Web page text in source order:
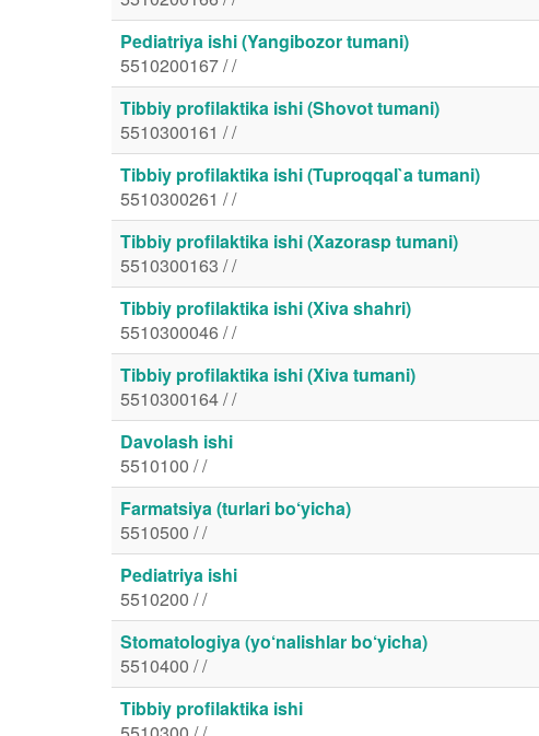
Pediatriya ishi (Yangibozor tumani)
5510200167 / /
Tibbiy profilaktika ishi (Shovot tumani)
5510300161 / /
Tibbiy profilaktika ishi (Tuproqqal`a tumani)
5510300261 / /
Tibbiy profilaktika ishi (Xazorasp tumani)
5510300163 / /
Tibbiy profilaktika ishi (Xiva shahri)
5510300046 / /
Tibbiy profilaktika ishi (Xiva tumani)
5510300164 / /
Davolash ishi
5510100 / /
Farmatsiya (turlari bo‘yicha)
5510500 / /
Pediatriya ishi
5510200 / /
Stomatologiya (yo‘nalishlar bo‘yicha)
5510400 / /
Tibbiy profilaktika ishi